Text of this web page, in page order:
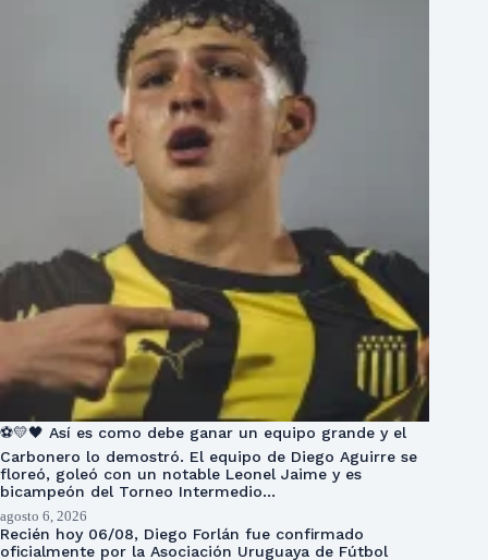
⚽💛🖤 Así es como debe ganar un equipo grande y el
Carbonero lo demostró. El equipo de Diego Aguirre se
floreó, goleó con un notable Leonel Jaime y es
bicampeón del Torneo Intermedio…
agosto 6, 2026
Recién hoy 06/08, Diego Forlán fue confirmado
oficialmente por la Asociación Uruguaya de Fútbol